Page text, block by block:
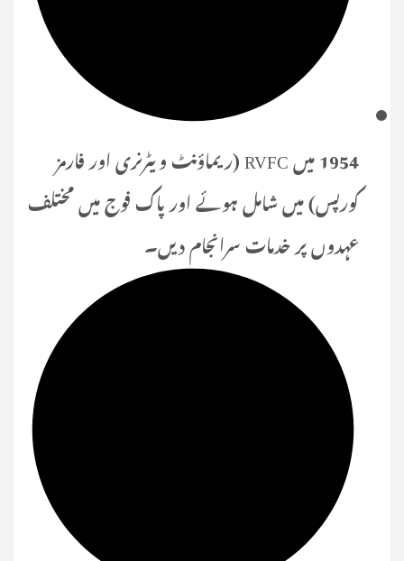
1954 میں RVFC (ریماؤنٹ ویٹرنری اور فارمز
کورپس) میں شامل ہوئے اور پاک فوج میں مختلف
عہدوں پر خدمات سرانجام دیں۔